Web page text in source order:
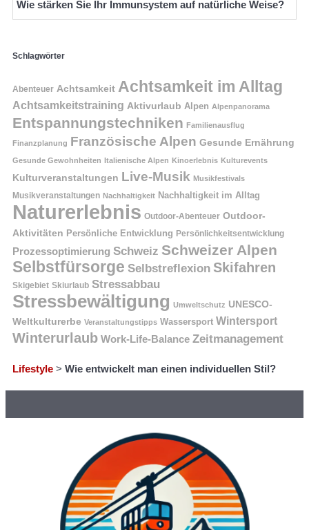
Wie stärken Sie Ihr Immunsystem auf natürliche Weise?
Schlagwörter
Abenteuer Achtsamkeit Achtsamkeit im Alltag
Achtsamkeitstraining Aktivurlaub Alpen Alpenpanorama
Entspannungstechniken Familienausflug
Finanzplanung Französische Alpen Gesunde Ernährung
Gesunde Gewohnheiten Italienische Alpen Kinoerlebnis Kulturevents
Kulturveranstaltungen Live-Musik Musikfestivals
Musikveranstaltungen Nachhaltigkeit Nachhaltigkeit im Alltag
Naturerlebnis Outdoor-Abenteuer Outdoor-
Aktivitäten Persönliche Entwicklung Persönlichkeitsentwicklung
Prozessoptimierung Schweiz Schweizer Alpen
Selbstfürsorge Selbstreflexion Skifahren
Skigebiet Skiurlaub Stressabbau
Stressbewältigung Umweltschutz UNESCO-
Weltkulturerbe Veranstaltungstipps Wassersport Wintersport
Winterurlaub Work-Life-Balance Zeitmanagement
Lifestyle > Wie entwickelt man einen individuellen Stil?